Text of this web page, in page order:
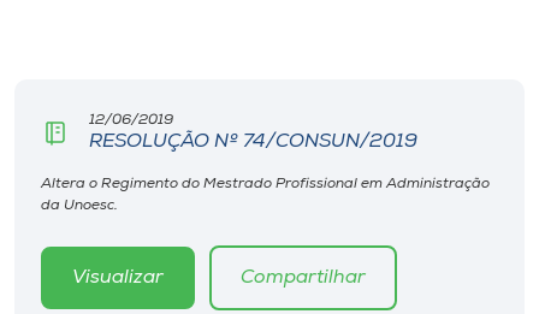
CPA
Biblioteca
Editora
12/06/2019
RESOLUÇÃO Nº 74/CONSUN/2019
Altera o Regimento do Mestrado Profissional em Administração
da Unoesc.
Visualizar Compartilhar